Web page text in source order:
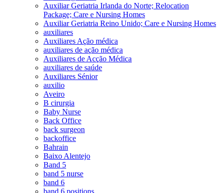
Auxiliar Geriatria Irlanda do Norte; Relocation
Package; Care e Nursing Homes
Auxiliar Geriatria Reino Unido; Care e Nursing Homes
auxiliares
Auxiliares Ação médica
auxiliares de ação médica
Auxiliares de Acção Médica
auxiliares de saúde
Auxiliares Sénior
auxilio
Aveiro
B cirurgia
Baby Nurse
Back Office
back surgeon
backoffice
Bahrain
Baixo Alentejo
Band 5
band 5 nurse
band 6
band 6 positions